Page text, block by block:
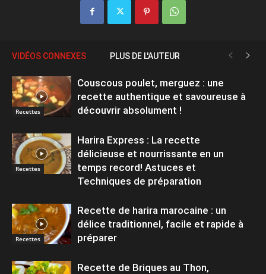
VIDÉOS CONNEXES PLUS DE L'AUTEUR
Recettes
Couscous poulet, merguez : une
recette authentique et savoureuse à
découvrir absolument !
Recettes
Harira Express : La recette
délicieuse et nourrissante en un
temps record! Astuces et
Techniques de préparation
Recettes
Recette de harira marocaine : un
délice traditionnel, facile et rapide à
préparer
Recette de Briques au Thon,